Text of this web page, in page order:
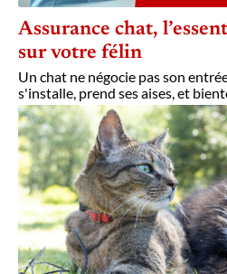
Assurance chat,
sur votre félin
Un chat ne négocie pas son
s'installe, prend ses aises, et